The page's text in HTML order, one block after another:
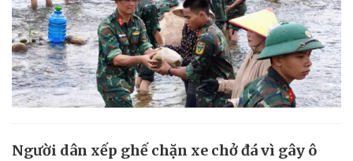
Người dân xếp ghế chặn xe chở đá vì gây ô